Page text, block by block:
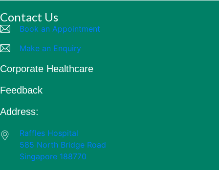
Contact Us
Book an Appointment
Make an Enquiry
Corporate Healthcare
Feedback
Address:
Raffles Hospital
585 North Bridge Road
Singapore 188770